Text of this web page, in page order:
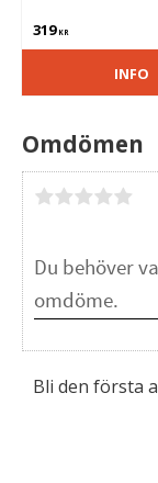
Omdömen
Bli den första
319KR
INFO